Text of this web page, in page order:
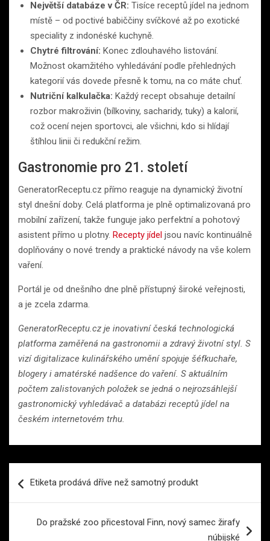
Největší databáze v ČR: Tisíce receptů jídel na jednom
místě – od poctivé babiččiny svíčkové až po exotické
speciality z indonéské kuchyně.
Chytré filtrování: Konec zdlouhavého listování.
Možnost okamžitého vyhledávání podle přehledných
kategorií vás dovede přesně k tomu, na co máte chuť.
Nutriční kalkulačka: Každý recept obsahuje detailní
rozbor makroživin (bílkoviny, sacharidy, tuky) a kalorií,
což ocení nejen sportovci, ale všichni, kdo si hlídají
štíhlou linii či redukční režim.
Gastronomie pro 21. století
GeneratorReceptu.cz přímo reaguje na dynamický životní
styl dnešní doby. Celá platforma je plně optimalizovaná pro
mobilní zařízení, takže funguje jako perfektní a pohotový
asistent přímo u plotny. Recepty jídel jsou navíc kontinuálně
doplňovány o nové trendy a praktické návody na vše kolem
vaření.
Portál je od dnešního dne plně přístupný široké veřejnosti,
a je zcela zdarma.
GeneratorReceptu.cz je inovativní česká technologická
platforma zaměřená na gastronomii a zdravý životní styl. S
vizí digitalizace kulinářského umění spojuje šéfkuchaře,
blogery i amatérské nadšence do vaření. S aktuálním
počtem zalistovaných položek se jedná o nejrozsáhlejší
gastronomický vyhledávač a databázi receptů jídel na
českém internetovém trhu.
proEtiketa prodává dříve než samotný produkt
Do pražské zoo přicestoval Finn, nový samec žirafy
núbijské